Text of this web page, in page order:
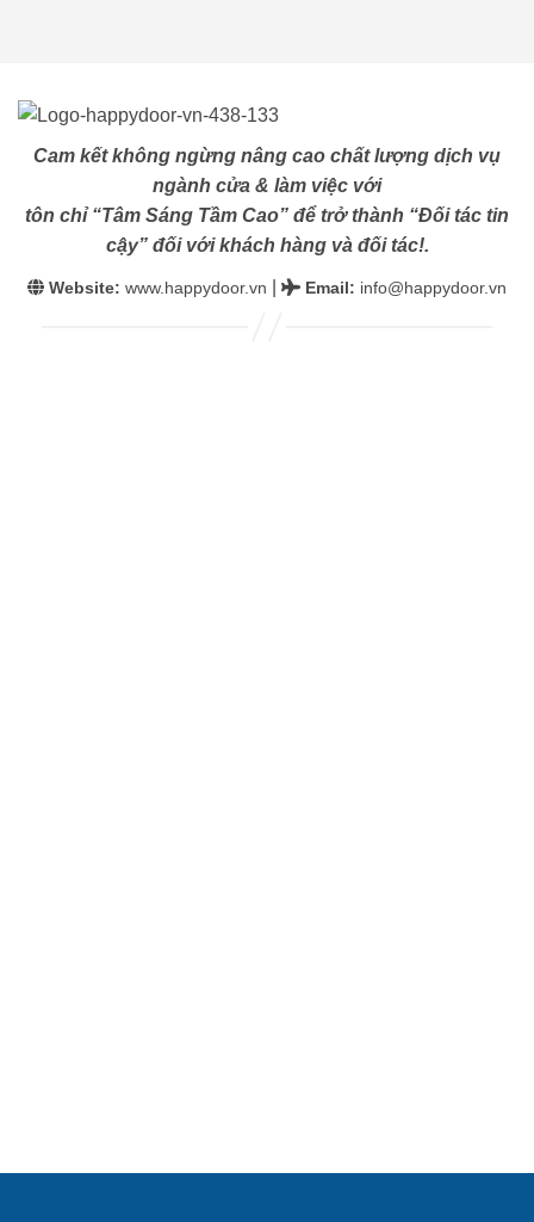
Cam kết không ngừng nâng cao chất lượng dịch vụ
ngành cửa & làm việc với
tôn chỉ “Tâm Sáng Tầm Cao” để trở thành “Đối tác tin
cậy” đối với khách hàng và đối tác!.
Website: www.happydoor.vn Email: info@happydoor.vn